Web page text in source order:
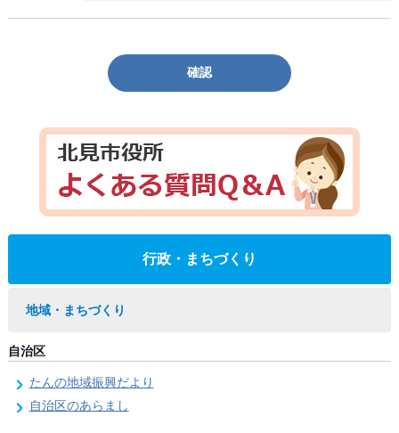
確認
行政・まちづくり
地域・まちづくり
自治区
たんの地域振興だより
自治区のあらまし